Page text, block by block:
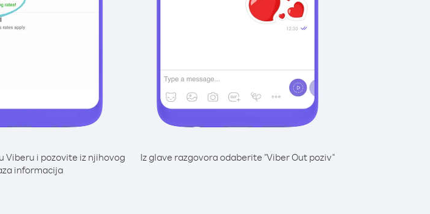
Viberu i pozovite iz njihovog
informacija
Iz glave razgovora odaberite "Viber Out poziv"